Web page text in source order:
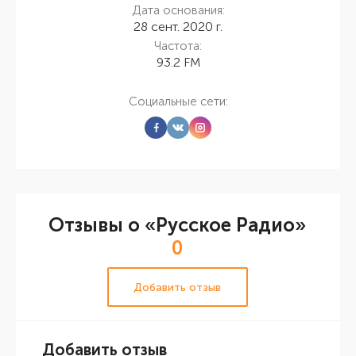
Дата основания:
28 сент. 2020 г.
Частота:
93.2 FM
Социальные сети:
Отзывы о «Русское Радио»
0
Добавить отзыв
Добавить отзыв